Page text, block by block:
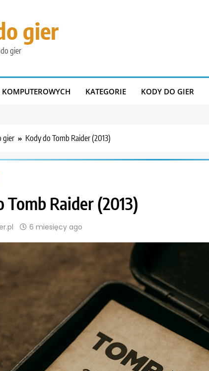
gier
gier
KATEGORIE KODY DO GIER
gier Kody do Tomb Raider (2013)
Tomb Raider (2013)
6 miesięcy ago